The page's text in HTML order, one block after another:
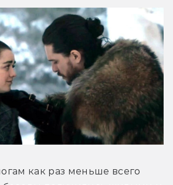
как раз меньше всего